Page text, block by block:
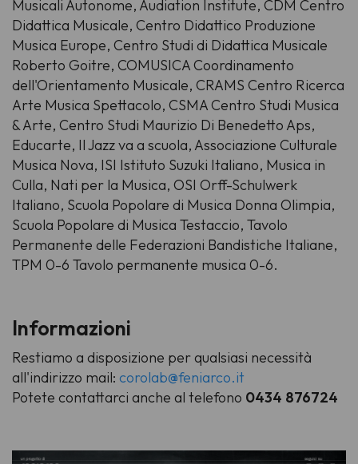
Musicali Autonome, Audiation Institute, CDM Centro
Didattica Musicale, Centro Didattico Produzione
Musica Europe, Centro Studi di Didattica Musicale
Roberto Goitre, COMUSICA Coordinamento
dell'Orientamento Musicale, CRAMS Centro Ricerca
Arte Musica Spettacolo, CSMA Centro Studi Musica
& Arte, Centro Studi Maurizio Di Benedetto Aps,
Educarte, Il Jazz va a scuola, Associazione Culturale
Musica Nova, ISI Istituto Suzuki Italiano, Musica in
Culla, Nati per la Musica, OSI Orff-Schulwerk
Italiano, Scuola Popolare di Musica Donna Olimpia,
Scuola Popolare di Musica Testaccio, Tavolo
Permanente delle Federazioni Bandistiche Italiane,
TPM 0-6 Tavolo permanente musica 0-6.
Informazioni
Restiamo a disposizione per qualsiasi necessità
all'indirizzo mail: corolab@feniarco.it
Potete contattarci anche al telefono 0434 876724